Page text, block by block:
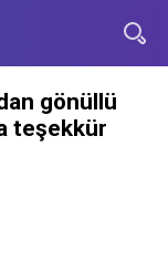
gönüllü
teşekkür